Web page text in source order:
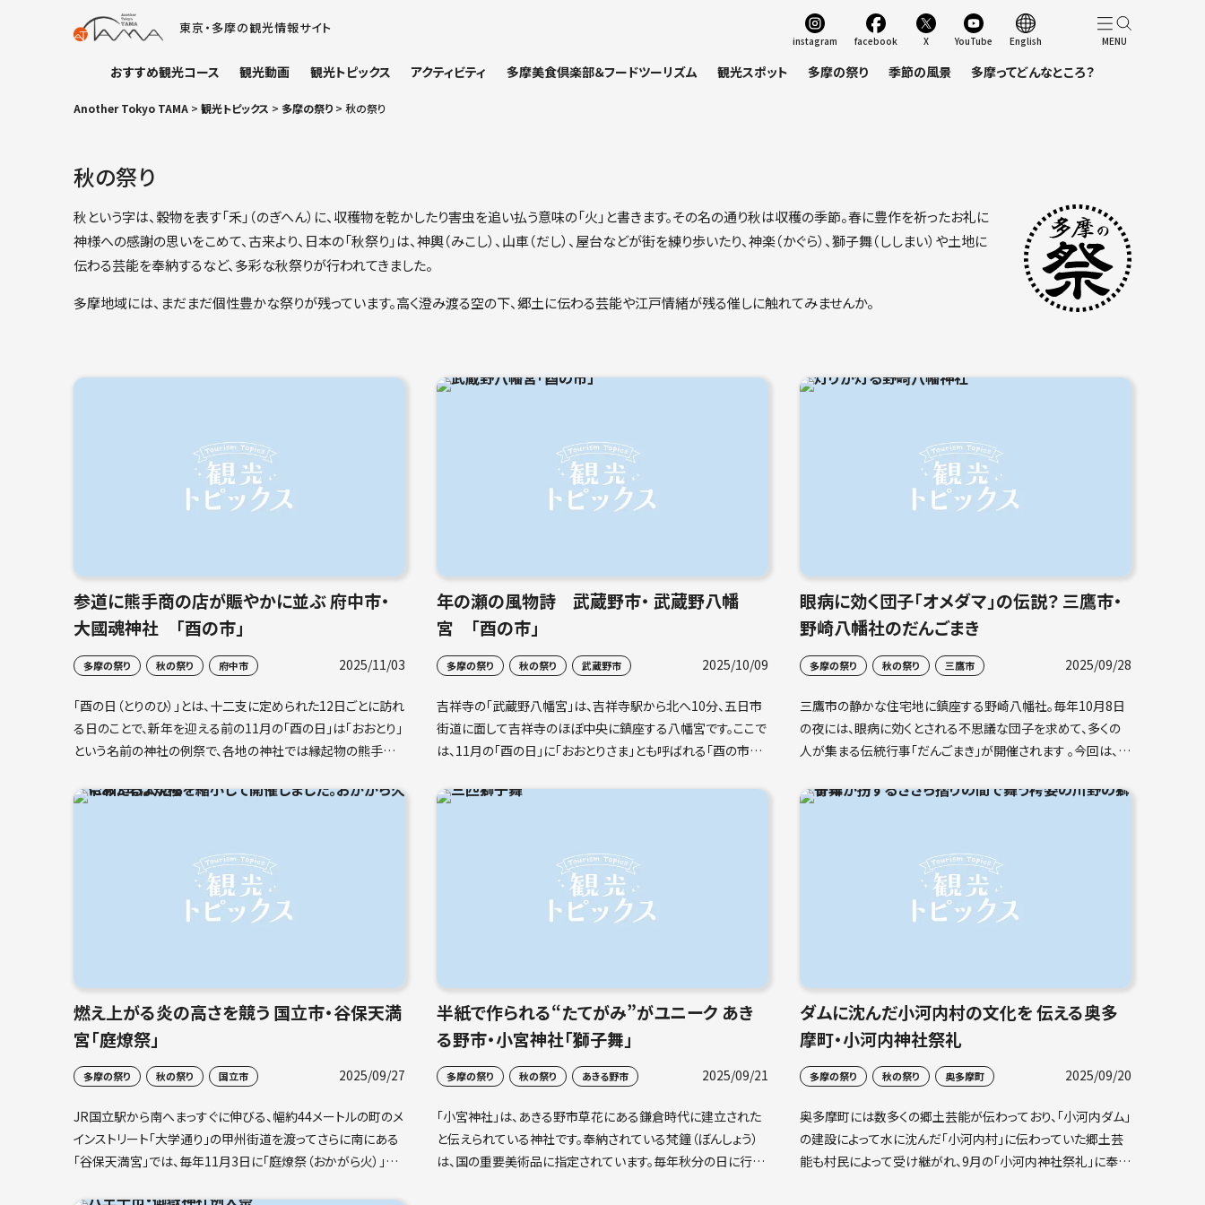
東京・多摩の観光情報サイト
おすすめ観光コース 観光動画 観光トピックス アクティビティ 多摩美食倶楽部＆フードツーリズム 観光スポット 多摩の祭り 季節の風景 多摩ってどんなところ？
instagram facebook X YouTube English
Another Tokyo TAMA > 観光トピックス > 多摩の祭り > 秋の祭り
秋の祭り
秋という字は、穀物を表す「禾」（のぎへん）に、収穫物を乾かしたり害虫を追い払う意味の「火」と書きます。その名の通り秋は収穫の季節。春に豊作を祈ったお礼に
神様への感謝の思いをこめて、古来より、日本の「秋祭り」は、神輿（みこし）、山車（だし）、屋台などが街を練り歩いたり、神楽（かぐら）、獅子舞（ししまい）や土地に
伝わる芸能を奉納するなど、多彩な秋祭りが行われてきました。
多摩地域には、まだまだ個性豊かな祭りが残っています。高く澄み渡る空の下、郷土に伝わる芸能や江戸情緒が残る催しに触れてみませんか。
参道に熊手商の店が賑やかに並ぶ 府中市・
大國魂神社 「酉の市」
多摩の祭り 秋の祭り 府中市 2025/11/03
「酉の日（とりのひ）」とは、十二支に定められた12日ごとに訪れ
る日のことで、新年を迎える前の11月の「酉の日」は「おおとり」
という名前の神社の例祭で、各地の神社では縁起物の熊手を
に感謝し鶏を奉納したことに始まるともいわれています。
年の瀬の風物詩 武蔵野市・ 武蔵野八幡
宮 「酉の市」
多摩の祭り 秋の祭り 武蔵野市 2025/10/09
吉祥寺の「武蔵野八幡宮」は、吉祥寺駅から北へ10分、五日市
街道に面して吉祥寺のほぼ中央に鎮座する八幡宮です。ここで
は、11月の「酉の日」に「おおとりさま」とも呼ばれる「酉の市」が
すが、この日には、縁起物の「熊手」（くまで）を売る露店が出て、
眼病に効く団子「オメダマ」の伝説？ 三鷹市・
野崎八幡社のだんごまき
多摩の祭り 秋の祭り 三鷹市 2025/09/28
三鷹市の静かな住宅地に鎮座する野崎八幡社。毎年10月8日
の夜には、眼病に効くとされる不思議な団子を求めて、多くの
人が集まる伝統行事「だんごまき」が開催されます 。今回は、三
紹介します 。
燃え上がる炎の高さを競う 国立市・谷保天満
宮「庭燎祭」
多摩の祭り 秋の祭り 国立市 2025/09/27
JR国立駅から南へまっすぐに伸びる、幅約44メートルの町のメ
インストリート「大学通り」の甲州街道を渡ってさらに南にある
「谷保天満宮」では、毎年11月3日に「庭燎祭（おかがら火）」が
半紙で作られる“たてがみ”がユニーク あき
る野市・小宮神社「獅子舞」
多摩の祭り 秋の祭り あきる野市 2025/09/21
「小宮神社」は、あきる野市草花にある鎌倉時代に建立された
と伝えられている神社です。奉納されている梵鐘（ぼんしょう）
は、国の重要美術品に指定されています。毎年秋分の日に行わ
ダムに沈んだ小河内村の文化を 伝える奥多
摩町・小河内神社祭礼
多摩の祭り 秋の祭り 奥多摩町 2025/09/20
奥多摩町には数多くの郷土芸能が伝わっており、「小河内ダム」
の建設によって水に沈んだ「小河内村」に伝わっていた郷土芸
能も村民によって受け継がれ、9月の「小河内神社祭礼」に奉納